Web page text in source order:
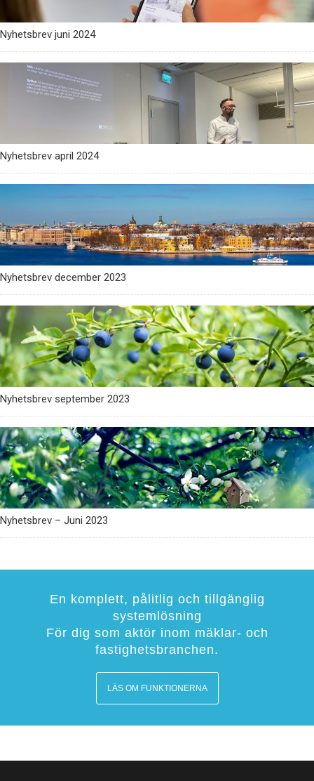
Nyhetsbrev juni 2024
Nyhetsbrev april 2024
Nyhetsbrev december 2023
Nyhetsbrev september 2023
Nyhetsbrev – Juni 2023
En komplett, pålitlig och tillgänglig
systemlösning
För dig som aktör inom mäklar- och
fastighetsbranchen.
LÄS OM FUNKTIONERNA